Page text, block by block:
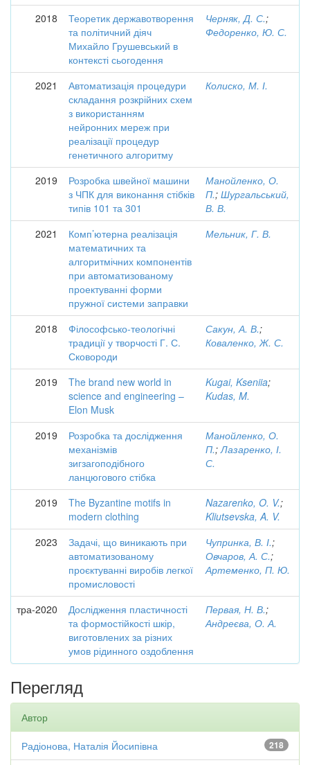
2018
Теоретик державотворення
та політичний діяч
Михайло Грушевський в
контексті сьогодення
Черняк, Д. С.;
Федоренко, Ю. С.
2021
Автоматизація процедури
складання розкрійних схем
з використанням
нейронних мереж при
реалізації процедур
генетичного алгоритму
Колиско, М. І.
2019
Розробка швейної машини
з ЧПК для виконання стібків
типів 101 та 301
Манойленко, О.
П.; Шургальський,
В. В.
2021
Комп’ютерна реалізація
математичних та
алгоритмічних компонентів
при автоматизованому
проектуванні форми
пружної системи заправки
Мельник, Г. В.
2018
Філософсько-теологічні
традиції у творчості Г. С.
Сковороди
Сакун, А. В.;
Коваленко, Ж. С.
2019
The brand new world in
science and engineering –
Elon Musk
Kugai, Kseniia;
Kudas, M.
2019
Розробка та дослідження
механізмів
зигзагоподібного
ланцюгового стібка
Манойленко, О.
П.;Лазаренко, І.
С.
2019
The Byzantine motifs in
modern clothing
Nazarenko, O. V.;
Kliutsevska, A. V.
2023
Задачі, що виникають при
автоматизованому
проєктуванні виробів легкої
промисловості
Чупринка, В. І.;
Овчаров, А. С.;
Артеменко, П. Ю.
тра-2020
Дослідження пластичності
та формостійкості шкір,
виготовлених за різних
умов рідинного оздоблення
Первая, Н. В.;
Андреєва, О. А.
Перегляд
Автор
218
Радіонова, Наталія Йосипівна